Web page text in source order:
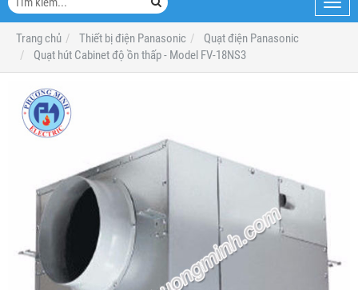
Trang chủ
Thiết bị điện Panasonic
Quạt điện Panasonic
Quạt hút Cabinet độ ồn thấp - Model FV-18NS3